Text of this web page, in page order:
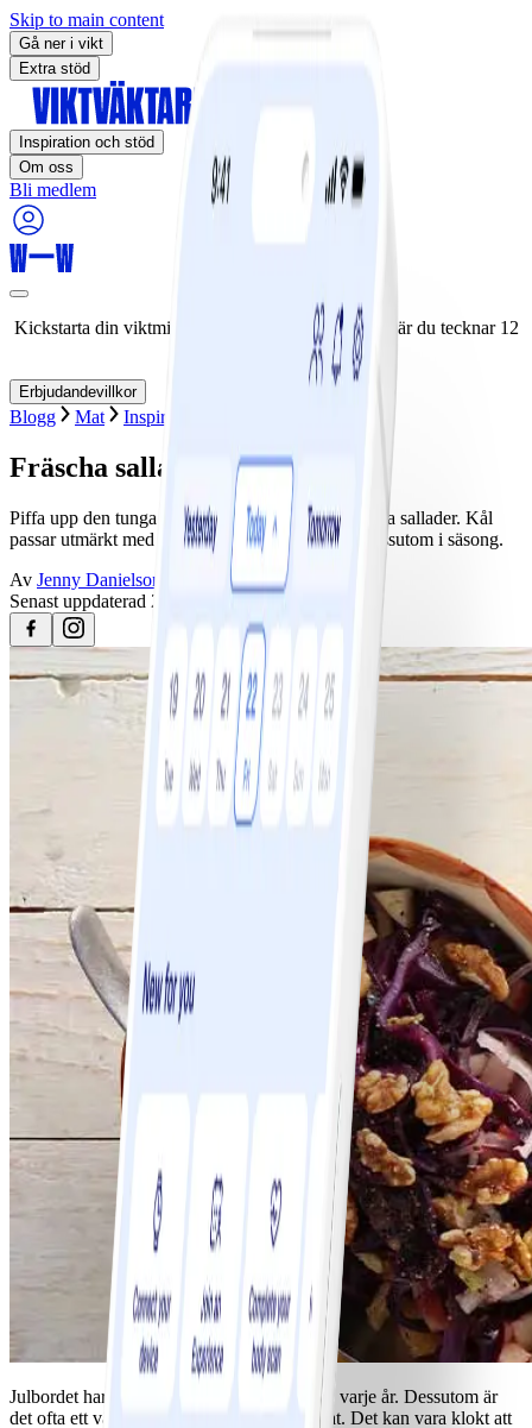
Skip to main content
Gå ner i vikt
Extra stöd
Inspiration och stöd
Om oss
Bli medlem
Kickstarta din viktminskningsresa nu! Spara 50% när du tecknar 12
månaders medlemskap.
Erbjudandevillkor
Blogg Mat Inspiration
Fräscha sallader för julbordet
Piffa upp den tunga maten på julbordet med fräscha sallader. Kål
passar utmärkt med den övriga julmaten och är dessutom i säsong.
Av Jenny Danielson
Senast uppdaterad 25 april 2023
Julbordet har en tendens att vara det samma varje år. Dessutom är
det ofta ett välfyllt och med ganska tung mat. Det kan vara klokt att